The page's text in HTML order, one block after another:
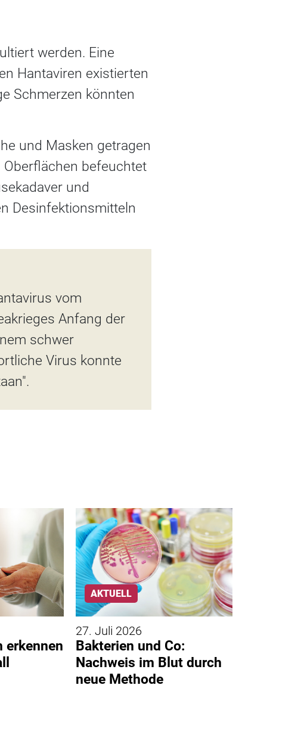
werden. Eine
Hantaviren existierten
Schmerzen könnten
und Masken getragen
befeuchtet
und
Desinfektionsmitteln
vom
Anfang der
schwer
Virus konnte
erkennen
AKTUELL
27. Juli 2026
Bakterien und Co:
Nachweis im Blut durch
neue Methode